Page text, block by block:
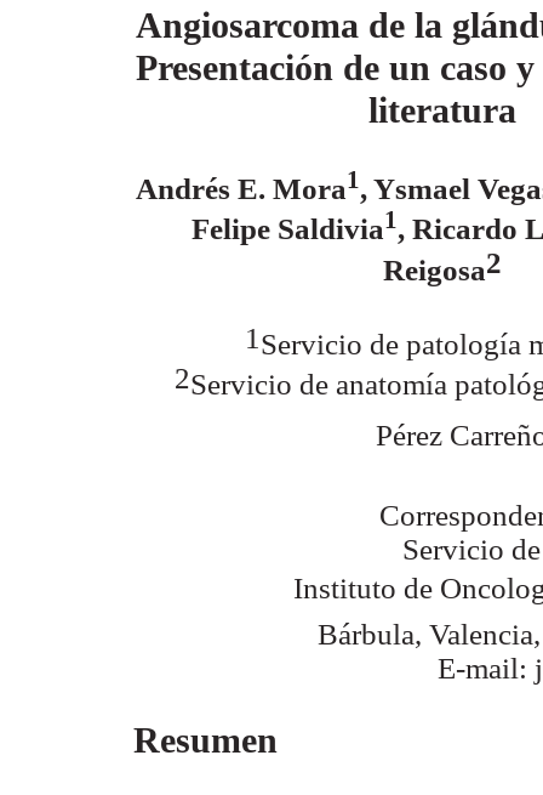
Angiosarcoma de la
Presentación de un caso
literatura
Andrés E. Mora1 , Ysmael
Felipe Saldivia1 , Ricardo
Reigosa2
1 Servicio de patología
2Servicio de anatomía
Pérez
Servicio
Instituto de
Bárbula,
E-mail:
Resumen